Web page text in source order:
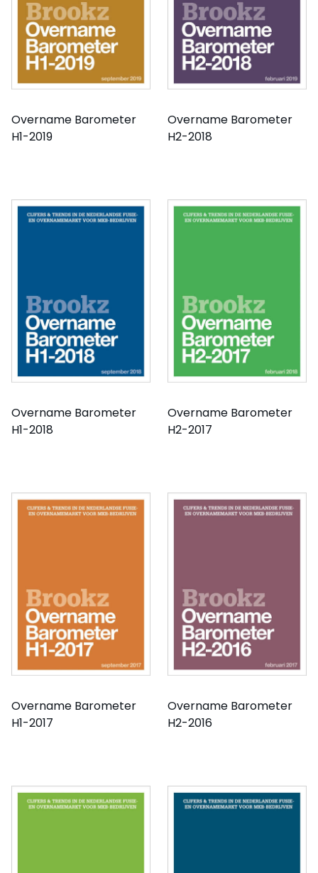
Overname Barometer
H1-2019
Overname Barometer
H2-2018
Overname Barometer
H1-2018
Overname Barometer
H2-2017
Overname Barometer
H1-2017
Overname Barometer
H2-2016